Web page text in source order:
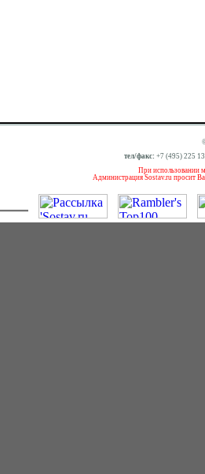
тел/факс: +7 (495) 225
При использовании
Администрация Sostav.ru просит